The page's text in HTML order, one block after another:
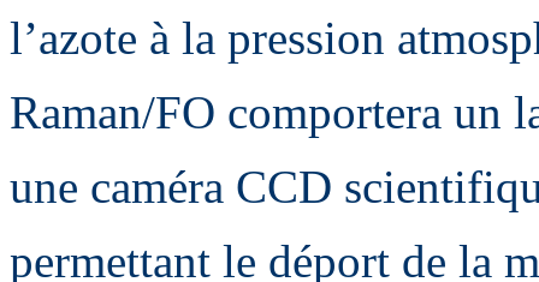
l’azote à la pression
Raman/FO comportera un
une caméra CCD
permettant le déport de la